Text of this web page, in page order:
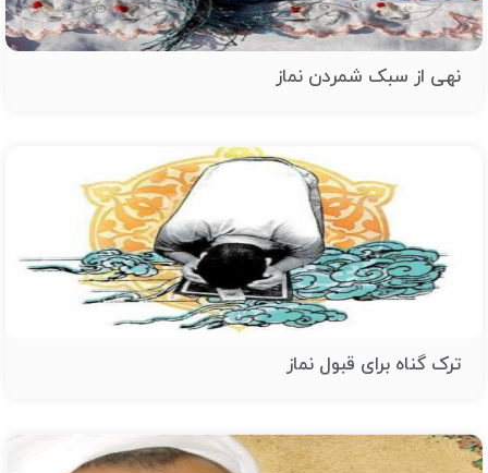
نهی از سبک شمردن نماز
ترک گناه برای قبول نماز